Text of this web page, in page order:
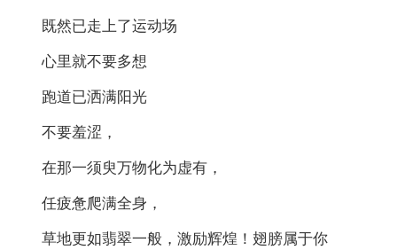
既然已走上了运动场
心里就不要多想
跑道已洒满阳光
不要羞涩，
在那一须臾万物化为虚有，
任疲惫爬满全身，
草地更如翡翠一般，激励辉煌！翅膀属于你